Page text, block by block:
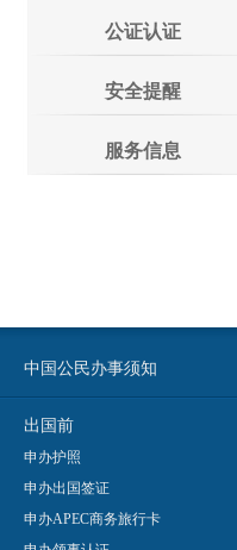
公证认证
安全提醒
服务信息
中国公民办事须知
出国前
申办护照
申办出国签证
申办APEC商务旅行卡